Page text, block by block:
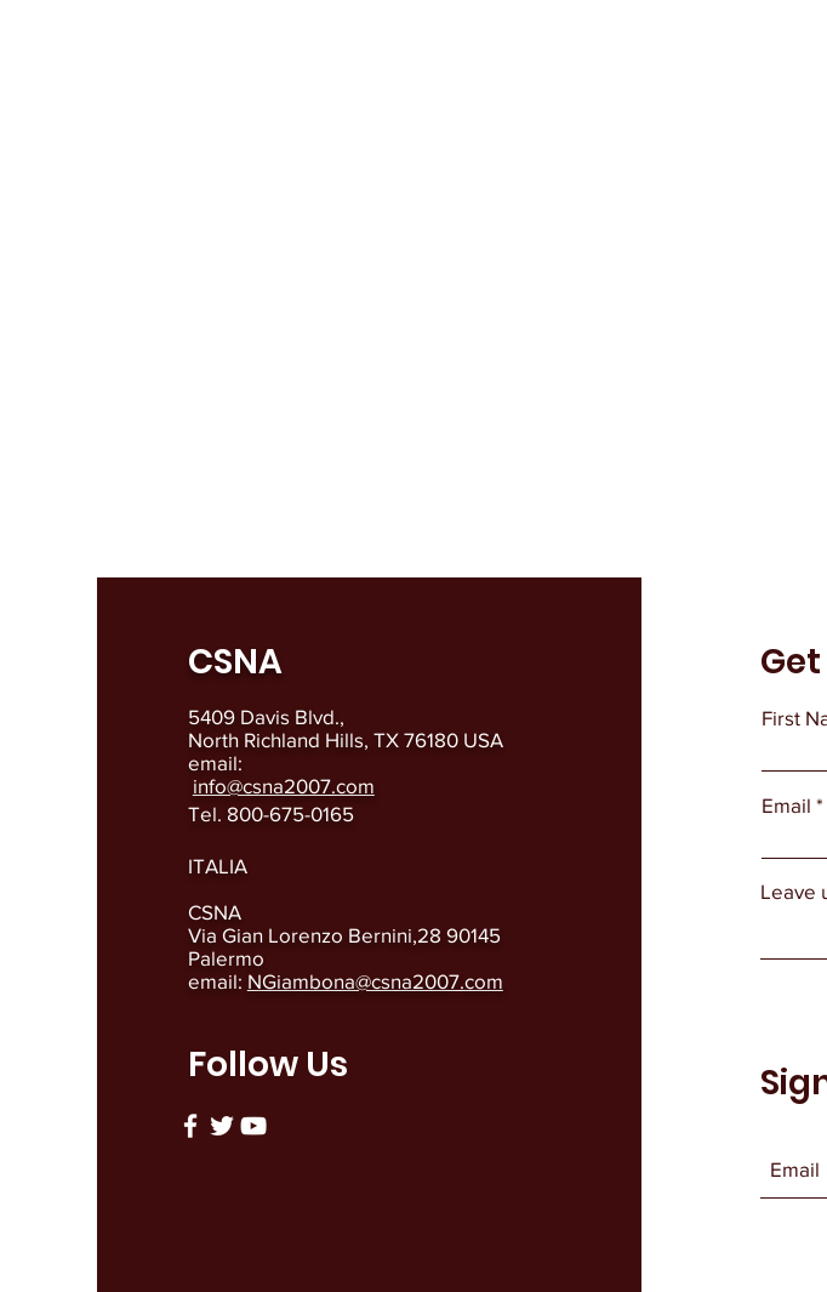
CSNA
5409 Davis Blvd.,
North Richland Hills, TX 76180 USA
email:
info@csna2007.com
Tel. 800-675-0165
ITALIA
CSNA
Via Gian Lorenzo Bernini,28 90145
Palermo
email: NGiambona@csna2007.com
Follow Us
First
Email
Leave